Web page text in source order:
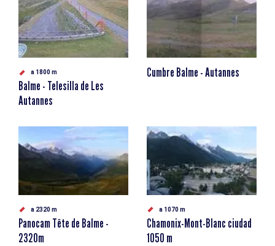
a 1800 m
Balme - Telesilla de Les
Autannes
Cumbre Balme - Autannes
a 2320 m
Panocam Tête de Balme -
2320m
a 1070 m
Chamonix-Mont-Blanc ciudad
1050 m